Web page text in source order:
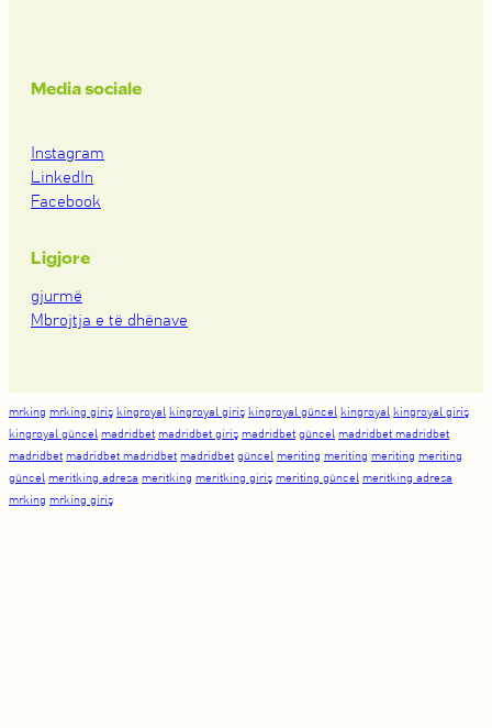
Media sociale
Instagram
LinkedIn
Facebook
Ligjore
gjurmë
Mbrojtja e të dhënave
mrking mrking giriş kingroyal kingroyal giriş kingroyal güncel kingroyal kingroyal giriş
kingroyal güncel madridbet madridbet giriş madridbet güncel madridbet madridbet
madridbet madridbet madridbet madridbet güncel meriting meriting meriting meriting
güncel meritking adresa meritking meritking giriş meriting güncel meritking adresa
mrking mrking giriş